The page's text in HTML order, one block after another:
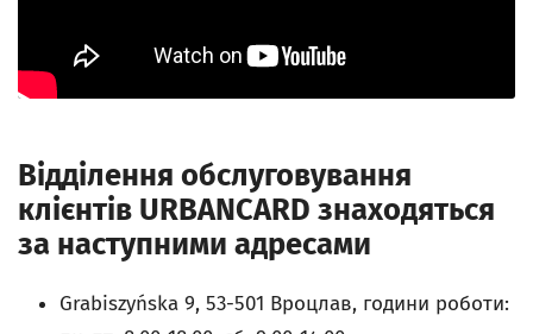
Відділення обслуговування
клієнтів URBANCARD знаходяться
за наступними адресами
Grabiszyńska 9, 53-501 Вроцлав, години роботи: